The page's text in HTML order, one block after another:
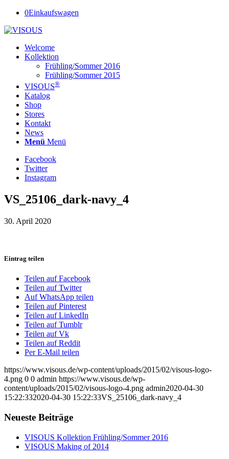
0Einkaufswagen
Welcome
Kollektion
Frühling/Sommer 2016
Frühling/Sommer 2015
VISOUS®
Katalog
Shop
Stores
Kontakt
News
Menü Menü
Facebook
Twitter
Instagram
VS_25106_dark-navy_4
30. April 2020
Eintrag teilen
Teilen auf Facebook
Teilen auf Twitter
Auf WhatsApp teilen
Teilen auf Pinterest
Teilen auf LinkedIn
Teilen auf Tumblr
Teilen auf Vk
Teilen auf Reddit
Per E-Mail teilen
https://www.visous.de/wp-content/uploads/2015/02/visous-logo-
4.png 0 0 admin https://www.visous.de/wp-
content/uploads/2015/02/visous-logo-4.png admin2020-04-30
15:22:332020-04-30 15:22:33VS_25106_dark-navy_4
Neueste Beiträge
VISOUS Kollektion Frühling/Sommer 2016
VISOUS Making of 2014